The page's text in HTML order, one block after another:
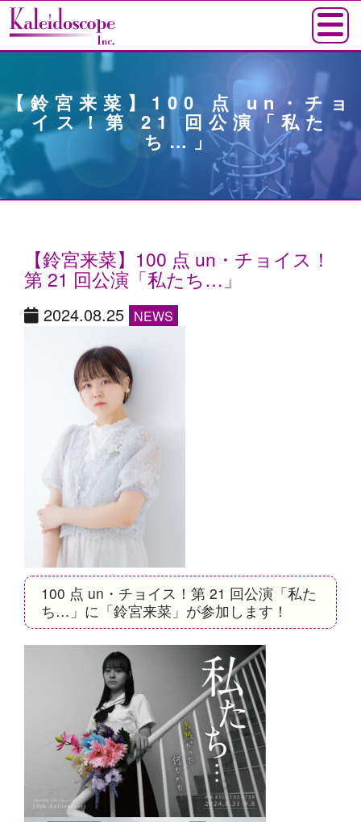
【鈴宮来菜】100 点 un・チョ
イス！第 21 回公演「私た
ち…」
【鈴宮来菜】100 点 un・チョイス！
第 21 回公演「私たち…」
2024.08.25 NEWS
100 点 un・チョイス！第 21 回公演「私た
ち…」に「鈴宮来菜」が参加します！